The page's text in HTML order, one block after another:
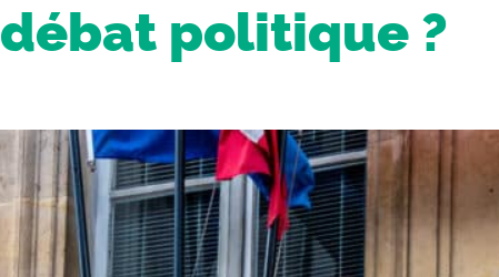
débat politique ?